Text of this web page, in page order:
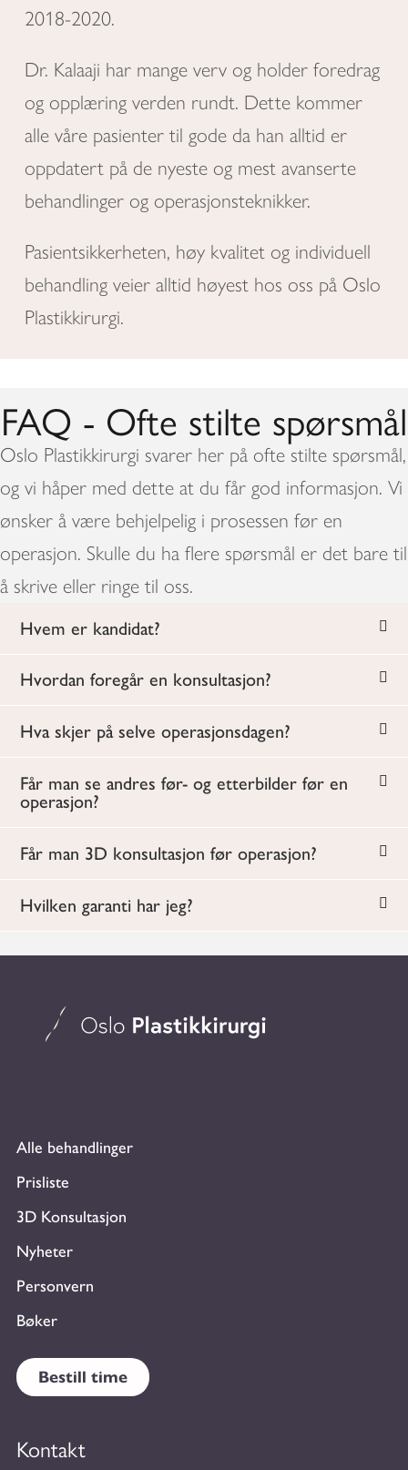
2018-2020.
Dr. Kalaaji har mange verv og holder foredrag
og opplæring verden rundt. Dette kommer
alle våre pasienter til gode da han alltid er
oppdatert på de nyeste og mest avanserte
behandlinger og operasjonsteknikker.
Pasientsikkerheten, høy kvalitet og individuell
behandling veier alltid høyest hos oss på Oslo
Plastikkirurgi.
FAQ - Ofte stilte spørsmål
Oslo Plastikkirurgi svarer her på ofte stilte spørsmål,
og vi håper med dette at du får god informasjon. Vi
ønsker å være behjelpelig i prosessen før en
operasjon. Skulle du ha flere spørsmål er det bare til
å skrive eller ringe til oss.
Hvem er kandidat?
Hvordan foregår en konsultasjon?
Hva skjer på selve operasjonsdagen?
Får man se andres før- og etterbilder før en
operasjon?
Får man 3D konsultasjon før operasjon?
Hvilken garanti har jeg?
Alle behandlinger
Prisliste
3D Konsultasjon
Nyheter
Personvern
Bøker
Bestill time
Kontakt